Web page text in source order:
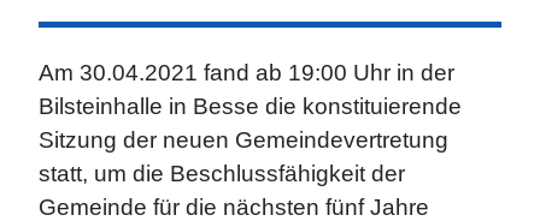
Am 30.04.2021 fand ab 19:00 Uhr in der
Bilsteinhalle in Besse die konstituierende
Sitzung der neuen Gemeindevertretung
statt, um die Beschlussfähigkeit der
Gemeinde für die nächsten fünf Jahre